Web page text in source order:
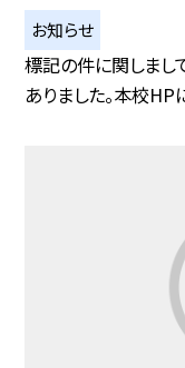
お知らせ
標記の件に関しまし
ありました。本校HP